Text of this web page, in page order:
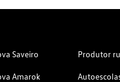
Saveiro
Amarok
Produtor